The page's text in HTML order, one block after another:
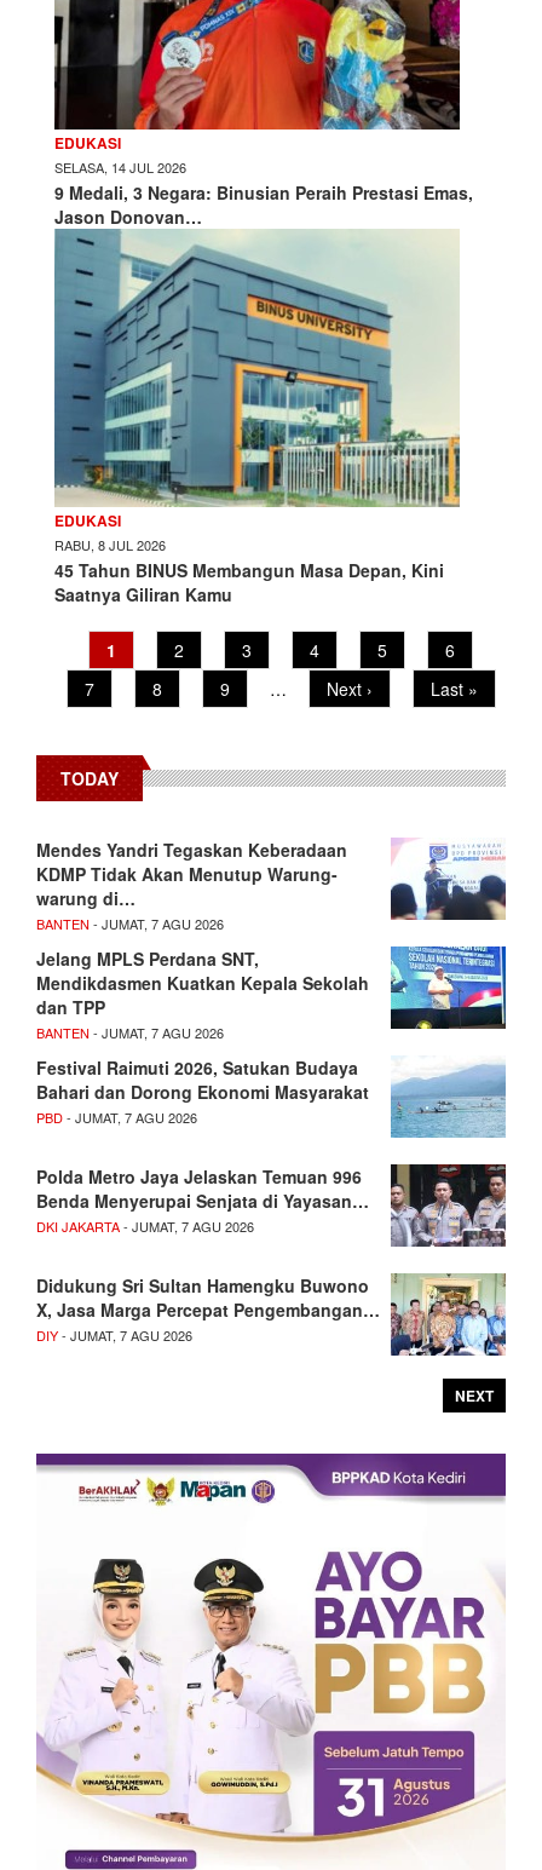
EDUKASI
SELASA, 14 JUL 2026
9 Medali, 3 Negara: Binusian Peraih Prestasi Emas,
Jason Donovan…
EDUKASI
RABU, 8 JUL 2026
45 Tahun BINUS Membangun Masa Depan, Kini
Saatnya Giliran Kamu
PaginationCurrent
page
1 Page
2 Page
3 Page
4 Page
5 Page
6
Page
7 Page
8 Page
9 …
Next
page
Next ›
Last
page
Last »
TODAY
Mendes Yandri Tegaskan Keberadaan
KDMP Tidak Akan Menutup Warung-
warung di…
BANTEN - JUMAT, 7 AGU 2026
Jelang MPLS Perdana SNT,
Mendikdasmen Kuatkan Kepala Sekolah
dan TPP
BANTEN - JUMAT, 7 AGU 2026
Festival Raimuti 2026, Satukan Budaya
Bahari dan Dorong Ekonomi Masyarakat
PBD- JUMAT, 7 AGU 2026
Polda Metro Jaya Jelaskan Temuan 996
Benda Menyerupai Senjata di Yayasan…
DKI JAKARTA- JUMAT, 7 AGU 2026
Didukung Sri Sultan Hamengku Buwono
X, Jasa Marga Percepat Pengembangan…
DIY- JUMAT, 7 AGU 2026
NEXT